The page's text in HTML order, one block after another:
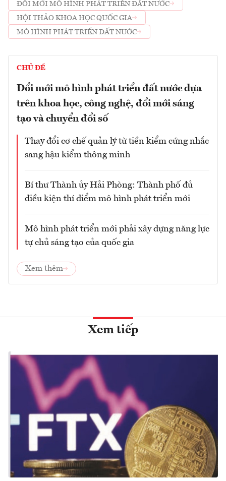
ĐỔI MỚI MÔ HÌNH PHÁT TRIỂN ĐẤT NƯỚC
HỘI THẢO KHOA HỌC QUỐC GIA
MÔ HÌNH PHÁT TRIỂN ĐẤT NƯỚC
CHỦ ĐỀ
Đổi mới mô hình phát triển đất nước dựa
trên khoa học, công nghệ, đổi mới sáng
tạo và chuyển đổi số
Thay đổi cơ chế quản lý từ tiền kiểm cứng nhắc
sang hậu kiểm thông minh
Bí thư Thành ủy Hải Phòng: Thành phố đủ
điều kiện thí điểm mô hình phát triển mới
Mô hình phát triển mới phải xây dựng năng lực
tự chủ sáng tạo của quốc gia
Xem thêm
Xem tiếp